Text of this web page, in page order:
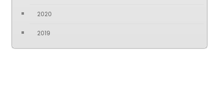
2020
2019